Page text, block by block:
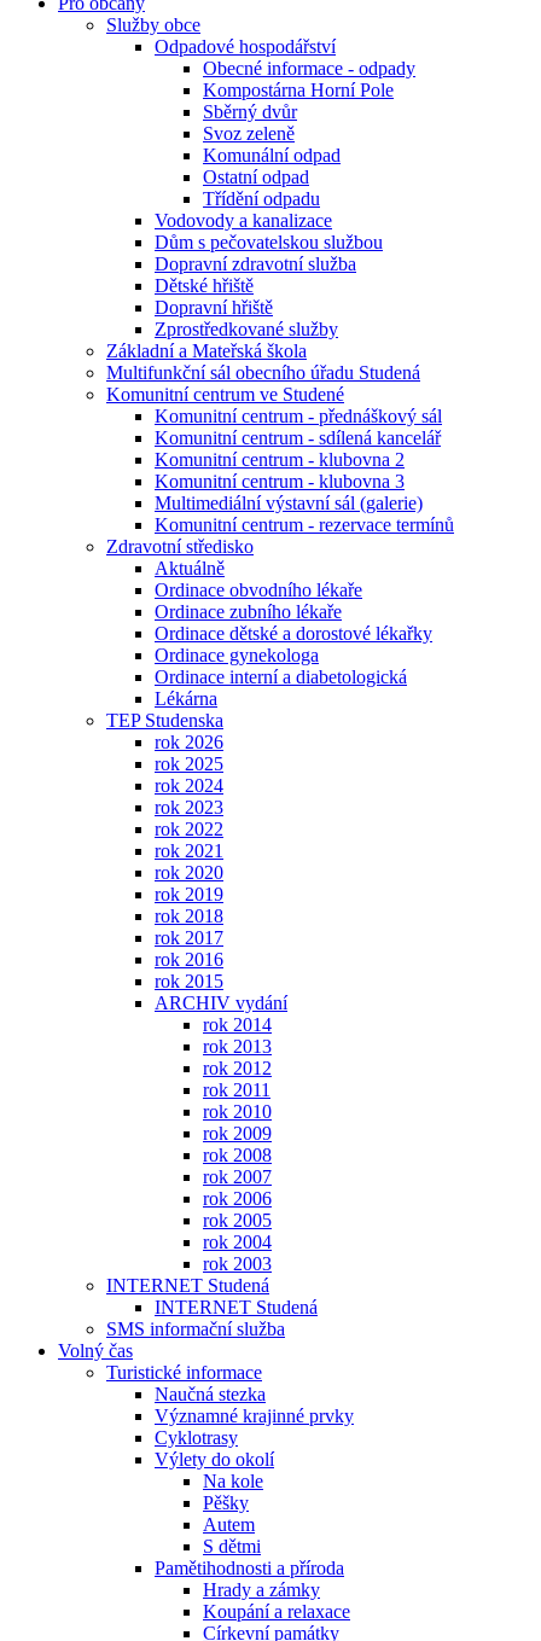
Služby obce
Odpadové hospodářství
Obecné informace - odpady
Kompostárna Horní Pole
Sběrný dvůr
Svoz zeleně
Komunální odpad
Ostatní odpad
Třídění odpadu
Vodovody a kanalizace
Dům s pečovatelskou službou
Dopravní zdravotní služba
Dětské hřiště
Dopravní hřiště
Zprostředkované služby
Základní a Mateřská škola
Multifunkční sál obecního úřadu Studená
Komunitní centrum ve Studené
Komunitní centrum - přednáškový sál
Komunitní centrum - sdílená kancelář
Komunitní centrum - klubovna 2
Komunitní centrum - klubovna 3
Multimediální výstavní sál (galerie)
Komunitní centrum - rezervace termínů
Zdravotní středisko
Aktuálně
Ordinace obvodního lékaře
Ordinace zubního lékaře
Ordinace dětské a dorostové lékařky
Ordinace gynekologa
Ordinace interní a diabetologická
Lékárna
TEP Studenska
rok 2026
rok 2025
rok 2024
rok 2023
rok 2022
rok 2021
rok 2020
rok 2019
rok 2018
rok 2017
rok 2016
rok 2015
ARCHIV vydání
rok 2014
rok 2013
rok 2012
rok 2011
rok 2010
rok 2009
rok 2008
rok 2007
rok 2006
rok 2005
rok 2004
rok 2003
INTERNET Studená
INTERNET Studená
SMS informační služba
Volný čas
Turistické informace
Naučná stezka
Významné krajinné prvky
Cyklotrasy
Výlety do okolí
Na kole
Pěšky
Autem
S dětmi
Pamětihodnosti a příroda
Hrady a zámky
Koupání a relaxace
Církevní památky